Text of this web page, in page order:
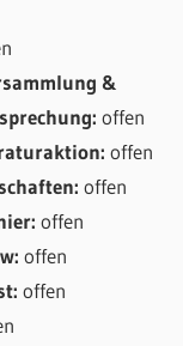
&
offen
offen
offen
offen
offen
offen